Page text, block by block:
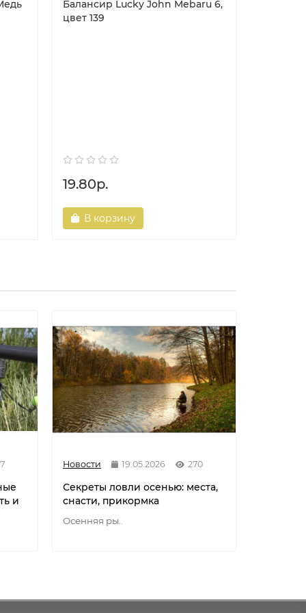
Балансир Lucky John Mebaru 6,
цвет 139
19.80р.
В корзину
и
Новости 19.05.2026 270
Секреты ловли осенью: места,
снасти, прикормка
Осенняя ры..